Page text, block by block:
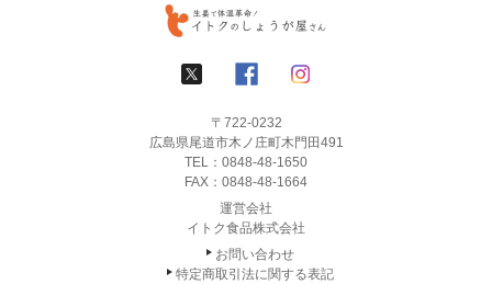
〒722-0232
広島県尾道市木ノ庄町木門田491
TEL： 0848-48-1650
FAX：0848-48-1664
運営会社
イトク食品株式会社
お問い合わせ
特定商取引法に関する表記